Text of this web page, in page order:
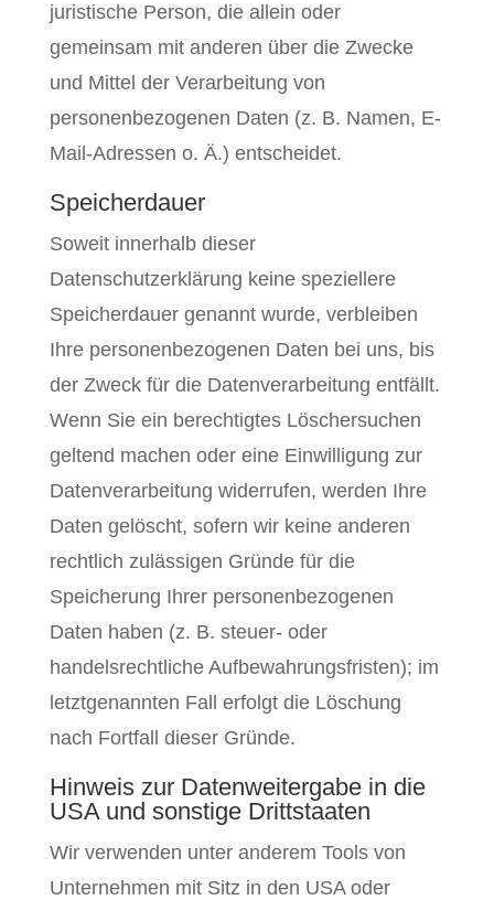
juristische Person, die allein oder
gemeinsam mit anderen über die Zwecke
und Mittel der Verarbeitung von
personenbezogenen Daten (z. B. Namen, E-
Mail-Adressen o. Ä.) entscheidet.
Speicherdauer
Soweit innerhalb dieser
Datenschutzerklärung keine speziellere
Speicherdauer genannt wurde, verbleiben
Ihre personenbezogenen Daten bei uns, bis
der Zweck für die Datenverarbeitung entfällt.
Wenn Sie ein berechtigtes Löschersuchen
geltend machen oder eine Einwilligung zur
Datenverarbeitung widerrufen, werden Ihre
Daten gelöscht, sofern wir keine anderen
rechtlich zulässigen Gründe für die
Speicherung Ihrer personenbezogenen
Daten haben (z. B. steuer- oder
handelsrechtliche Aufbewahrungsfristen); im
letztgenannten Fall erfolgt die Löschung
nach Fortfall dieser Gründe.
Hinweis zur Datenweitergabe in die
USA und sonstige Drittstaaten
Wir verwenden unter anderem Tools von
Unternehmen mit Sitz in den USA oder